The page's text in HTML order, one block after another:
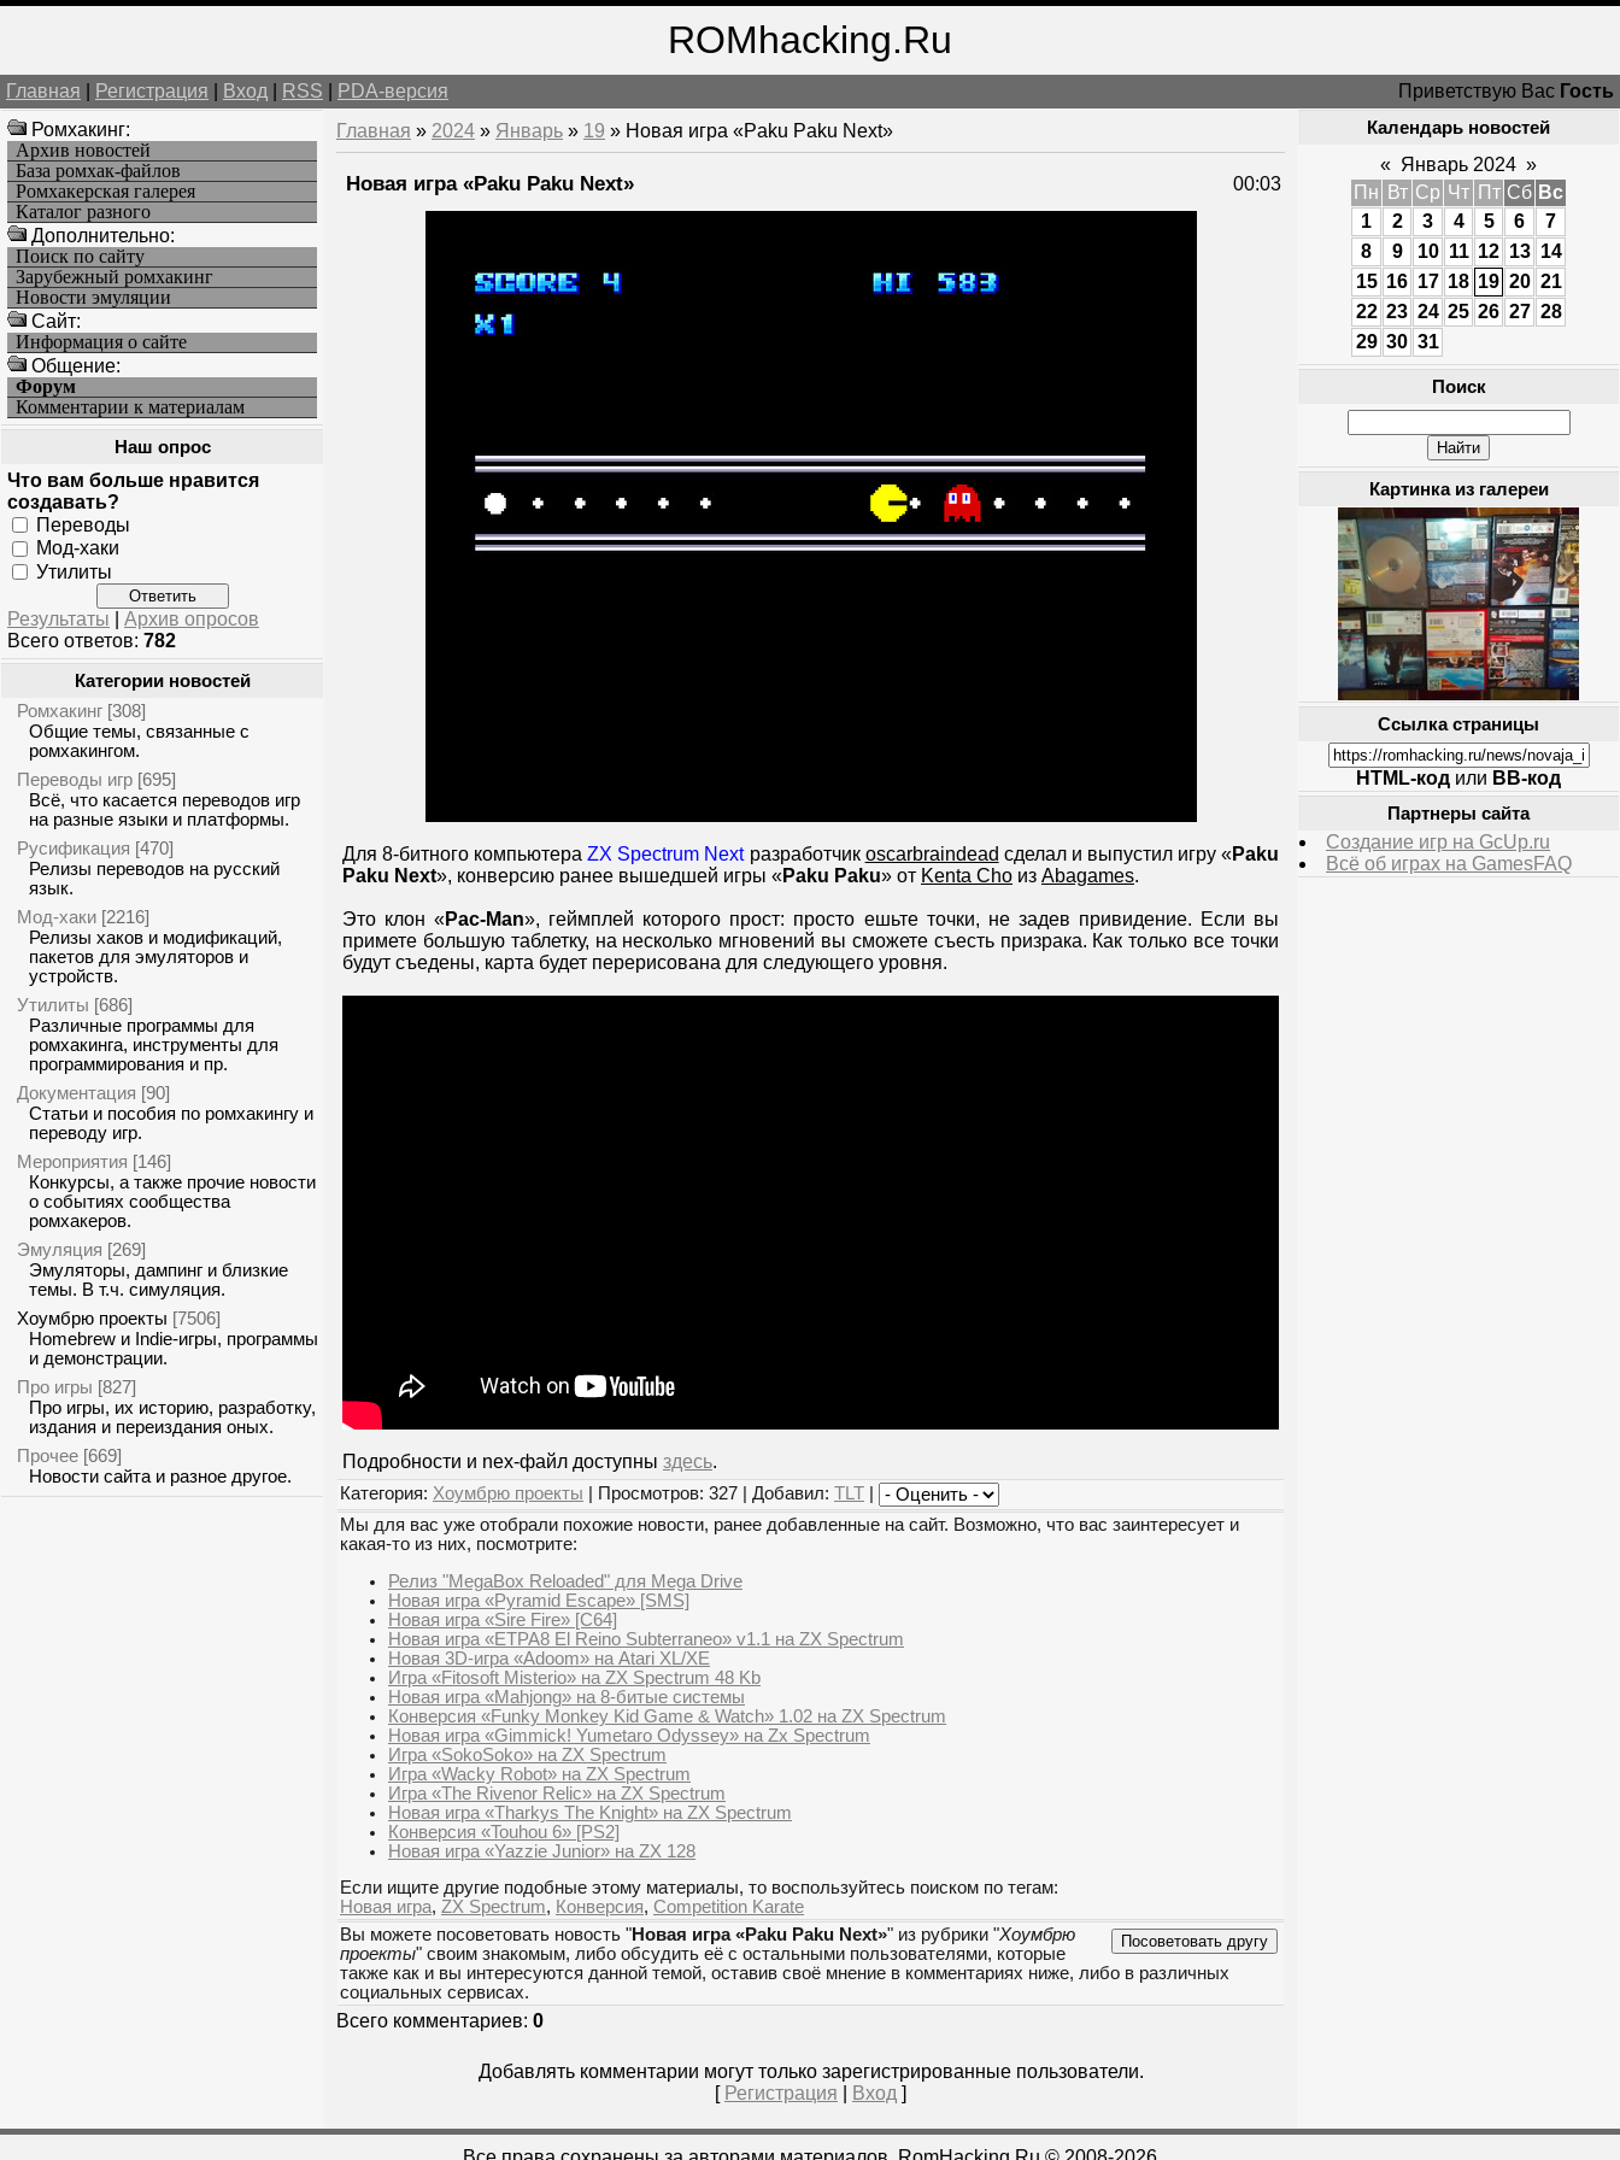
ROMhacking.Ru
Главная Регистрация Вход RSS PDA-версия Приветствую Вас Гость
Ромхакинг:
Архив новостей
База ромхак-файлов
Ромхакерская галерея
Каталог разного
Дополнительно:
Поиск по сайту
Зарубежный ромхакинг
Новости эмуляции
Cайт:
Информация о сайте
Общение:
Форум
Комментарии к материалам
Наш опрос
Что вам больше нравится
создавать?
Переводы
Мод-хаки
Утилиты
Результаты
Архив опросов
Всего ответов: 782
Категории новостей
Ромхакинг [308]
Общие темы, связанные с
ромхакингом.
Переводы игр [695]
Всё, что касается переводов игр
на разные языки и платформы.
Русификация [470]
Релизы переводов на русский
язык.
Мод-хаки [2216]
Релизы хаков и модификаций,
пакетов для эмуляторов и
устройств.
Утилиты [686]
Различные программы для
ромхакинга, инструменты для
программирования и пр.
Документация [90]
Статьи и пособия по ромхакингу и
переводу игр.
Мероприятия [146]
Конкурсы, а также прочие новости
о событиях сообщества
ромхакеров.
Эмуляция [269]
Эмуляторы, дампинг и близкие
темы. В т.ч. симуляция.
Хоумбрю проекты [7506]
Homebrew и Indie-игры, программы
и демонстрации.
Про игры [827]
Про игры, их историю, разработку,
издания и переиздания оных.
Прочее [669]
Новости сайта и разное другое.
Главная » 2024 » Январь » 19 » Новая игра «Paku Paku Next»
Новая игра «Paku Paku Next» 00:03
Для 8-битного компьютераZX Spectrum Nextразработчик oscarbraindead сделал и выпустил игру «Paku
Paku Next», конверсию ранее вышедшей игры «Paku Paku» от Kenta Cho из Abagames.
Это клон «Pac-Man», геймплей которого прост: просто ешьте точки, не задев привидение. Если вы
примете большую таблетку, на несколько мгновений вы сможете съесть призрака. Как только все точки
будут съедены, карта будет перерисована для следующего уровня.
Подробности и nex-файл доступны здесь.
Категория: Хоумбрю проекты | Просмотров: 327 | Добавил: TLT
Мы для вас уже отобрали похожие новости, ранее добавленные на сайт. Возможно, что вас заинтересует и
какая-то из них, посмотрите:
Релиз "MegaBox Reloaded" для Mega Drive
Новая игра «Pyramid Escape» [SMS]
Новая игра «Sire Fire» [C64]
Новая игра «ETPA8 El Reino Subterraneo» v1.1 на ZX Spectrum
Новая 3D-игра «Adoom» на Atari XL/XE
Игра «Fitosoft Misterio» на ZX Spectrum 48 Kb
Новая игра «Mahjong» на 8-битые системы
Конверсия «Funky Monkey Kid Game & Watch» 1.02 на ZX Spectrum
Новая игра «Gimmick! Yumetaro Odyssey» на Zx Spectrum
Игра «SokoSoko» на ZX Spectrum
Игра «Wacky Robot» на ZX Spectrum
Игра «The Rivenor Relic» на ZX Spectrum
Новая игра «Tharkys The Knight» на ZX Spectrum
Конверсия «Touhou 6» [PS2]
Новая игра «Yazzie Junior» на ZX 128
Если ищите другие подобные этому материалы, то воспользуйтесь поиском по тегам:
Новая игра, ZX Spectrum, Конверсия, Competition Karate
Вы можете посоветовать новость "Новая игра «Paku Paku Next»" из рубрики "Хоумбрю
проекты" своим знакомым, либо обсудить её с остальными пользователями, которые
также как и вы интересуются данной темой, оставив своё мнение в комментариях ниже, либо в различных
социальных сервисах.
Всего комментариев: 0
Добавлять комментарии могут только зарегистрированные пользователи.
[ Регистрация Вход ]
Календарь новостей
« Январь 2024 »
Пн
Вт Ср Чт Пт Сб Вс
1
2 3 4 5 6
7
8
9 10 11 12 13 14
15 16 17 18 19 20 21
22 23 24 25 26 27 28
29 30 31
Поиск
Картинка из галереи
Ссылка страницы
HTML-код или BB-код
Партнеры сайта
Создание игр на GcUp.ru
Всё об играх на GamesFAQ